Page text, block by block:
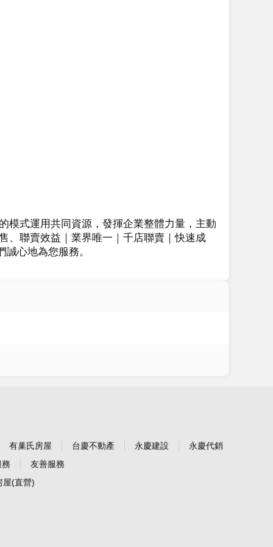
模式運用共同資源，發揮企業整體力量，主動
、聯賣效益｜業界唯一｜千店聯賣｜快速成
心地為您服務。
有巢氏房屋 台慶不動產 永慶建設
永慶代銷
友善服務
屋(直營)